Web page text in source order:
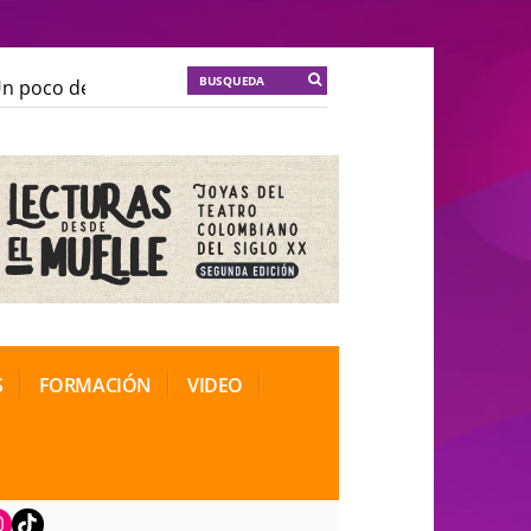
poco de locura para la cordura
de Teatro Rosa
FORMACIÓN VIDEO
TikTok